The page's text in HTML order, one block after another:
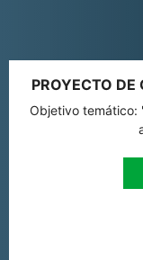
PROYECTO
Objetivo temático: